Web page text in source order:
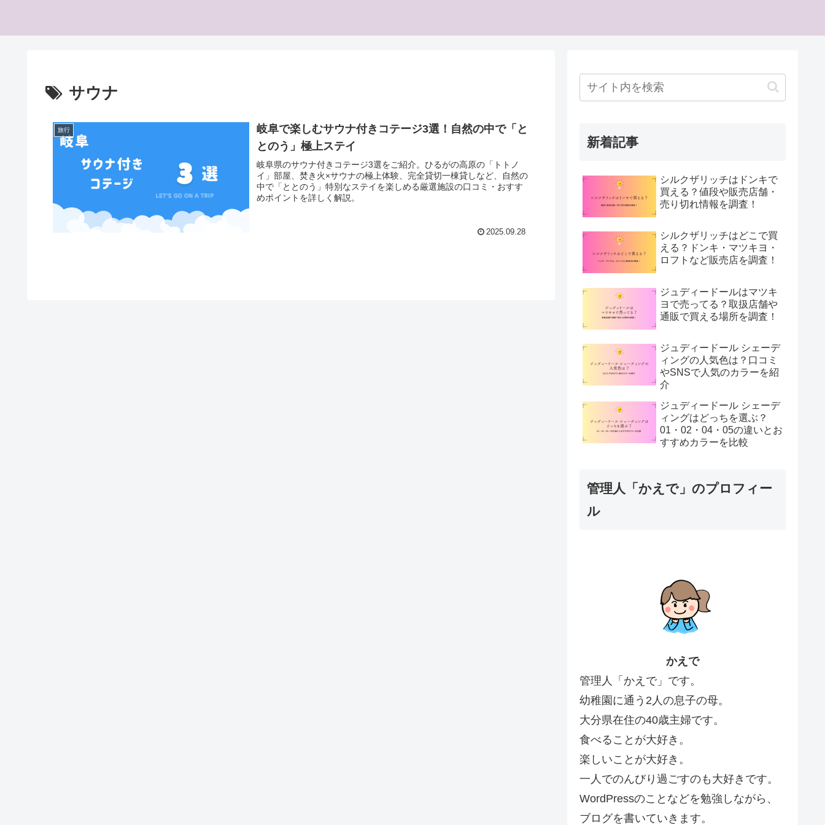
サウナ
旅行
岐阜で楽しむサウナ付きコテージ3選！自然の中で「と
とのう」極上ステイ
岐阜県のサウナ付きコテージ3選をご紹介。ひるがの高原の「トトノ
イ」部屋、焚き火×サウナの極上体験、完全貸切一棟貸しなど、自然の
中で「ととのう」特別なステイを楽しめる厳選施設の口コミ・おすす
めポイントを詳しく解説。
2025.09.28
新着記事
シルクザリッチはドンキで
買える？値段や販売店舗・
売り切れ情報を調査！
シルクザリッチはどこで買
える？ドンキ・マツキヨ・
ロフトなど販売店を調査！
ジュディードールはマツキ
ヨで売ってる？取扱店舗や
通販で買える場所を調査！
ジュディードール シェーデ
ィングの人気色は？口コミ
やSNSで人気のカラーを紹
介
ジュディードール シェーデ
ィングはどっちを選ぶ？
01・02・04・05の違いとお
すすめカラーを比較
管理人「かえで」のプロフィー
ル
かえで
管理人「かえで」です。
幼稚園に通う2人の息子の母。
大分県在住の40歳主婦です。
食べることが大好き。
楽しいことが大好き。
一人でのんびり過ごすのも大好きです。
WordPressのことなどを勉強しながら、
ブログを書いていきます。